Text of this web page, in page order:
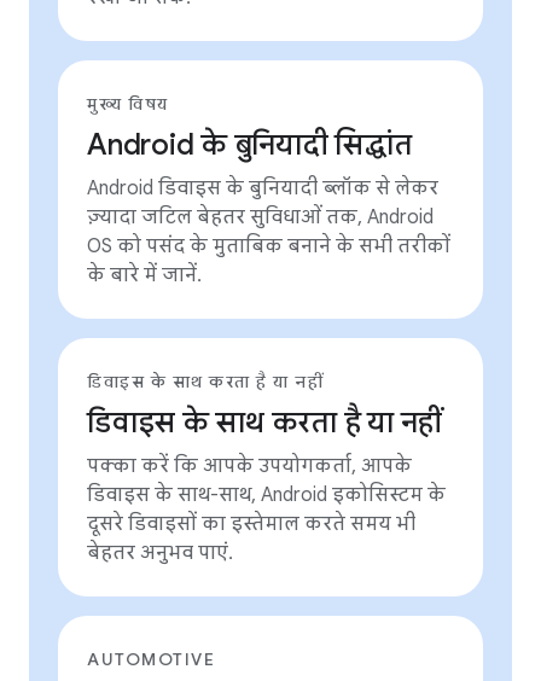
मुख्य विषय
Android के बुनियादी सिद्धांत
Android डिवाइस के बुनियादी ब्लॉक से लेकर
ज़्यादा जटिल बेहतर सुविधाओं तक, Android
OS को पसंद के मुताबिक बनाने के सभी तरीकों
के बारे में जानें.
डिवाइस के साथ करता है या नहीं
डिवाइस के साथ करता है या नहीं
पक्का करें कि आपके उपयोगकर्ता, आपके
डिवाइस के साथ-साथ, Android इकोसिस्टम के
दूसरे डिवाइसों का इस्तेमाल करते समय भी
बेहतर अनुभव पाएं.
AUTOMOTIVE